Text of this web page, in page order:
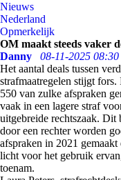
Nieuws
Nederland
Opmerkelijk
OM maakt steeds vaker
Danny
08-11-2025 08:30
Het aantal deals tussen
strafmaatregelen stijgt
550 van zulke afspraken
vaak in een lagere straf
uitgebreide rechtszaak. Dit
door een rechter worden
afspraken in 2021
licht voor het gebruik
toenam.